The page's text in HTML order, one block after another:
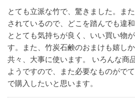
とても立派な竹で、驚きました。ま
されているので、どこを踏んでも違
ととても気持ちが良く、いい買い物
す。また、竹炭石鹸のおまけも嬉しか
共々、大事に使います。
いろんな商
ようですので、また必要なものがで
で購入したいと思います。